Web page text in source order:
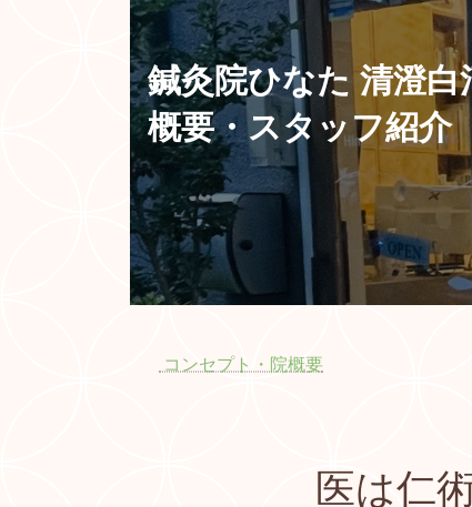
鍼灸院ひなた 清澄白
概要・スタッフ紹介
コンセプト・院概要
医は仁